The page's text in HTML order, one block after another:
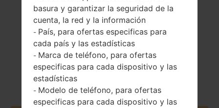
Unknown
2008
basura y garantizar la seguridad de la
cuenta, la red y la información
- País, para ofertas especificas para
cada país y las estadísticas
- Marca de teléfono, para ofertas
especificas para cada dispositivo y las
estadísticas
- Modelo de teléfono, para ofertas
especificas para cada dispositivo y las